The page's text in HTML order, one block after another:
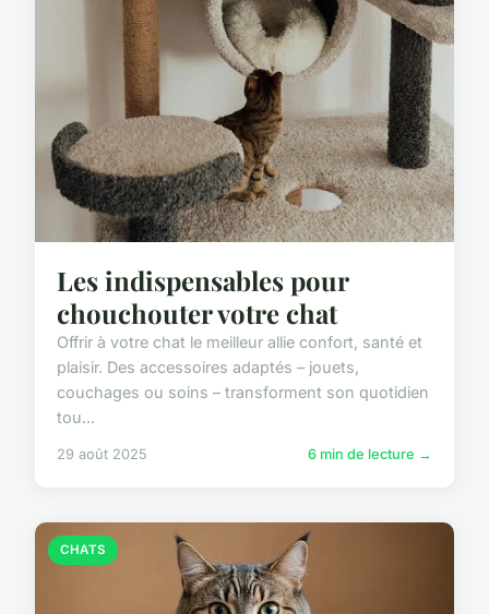
Les indispensables pour
chouchouter votre chat
Offrir à votre chat le meilleur allie confort, santé et
plaisir. Des accessoires adaptés – jouets,
couchages ou soins – transforment son quotidien
tou...
29 août 2025 6 min de lecture →
CHATS